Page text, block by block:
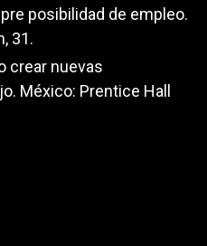
posibilidad de empleo.
31.
crear nuevas
México: Prentice Hall